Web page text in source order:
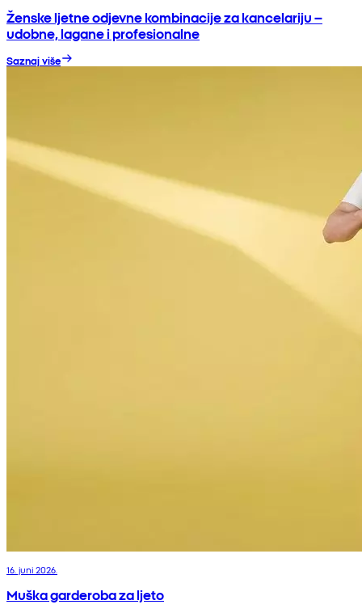
Ženske ljetne odjevne kombinacije za kancelariju –
udobne, lagane i profesionalne
Saznaj više
16. juni 2026.
Muška garderoba za ljeto